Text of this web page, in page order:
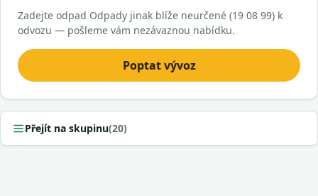
Zadejte odpad Odpady jinak blíže neurčené (19 08 99) k
odvozu — pošleme vám nezávaznou nabídku.
Poptat vývoz
Přejít na skupinu(20)